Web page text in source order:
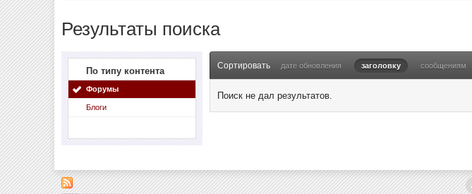
Результаты поиска
По типу контента
Форумы
Блоги
Сортировать дате обновления заголовку сообщениям
Поиск не дал результатов.